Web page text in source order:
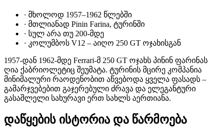
· მხოლოდ 1957–1962 წლებში
· მთლიანად Pinin Farina, ტურინში
· სულ არა თუ 200-მდე
· კოლუმბოს V12 – აიღო 250 GT ოჯახისგან
1957-დან 1962-მდე Ferrari-მ 250 GT ოჯახს პინინ ფარინას
ღია ქაბრიოლეტიც შეუმატა. ტურინის მცირე კომპანია
მინიმალური რაოდენობით აწვებოდა ყველა ფასადს –
გამარჯვებებით გაჯერებული ძრავა და ელეგანტური
გასაშლელი სახურავი ერთ სახლს აერთიანა.
დაწყების ისტორია და წარმოება